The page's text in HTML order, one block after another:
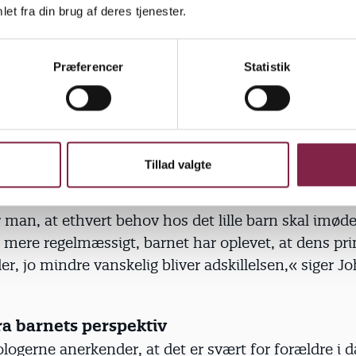
fra din brug af deres tjenester.
Præferencer Statistik
Tillad valgte
på trods af gentagne forringelser af deres
Men nu mærker jeg, at selv de dygtigste
at imødekomme børnenes behov. Det er skidt,
et barn har, men det er værre, jo yngre barnet
litteratur advarede man mod, at en kraftig
ville skabe egocentriske børn, og man kunne
Jo mere børn får lov at skrige, jo bedre
man, at ethvert behov hos det lille barn skal
mere regelmæssigt, barnet har oplevet, at dens
jo mindre vanskelig bliver adskillelsen,« siger
barnets perspektiv
anerkender, at det er svært for forældre i